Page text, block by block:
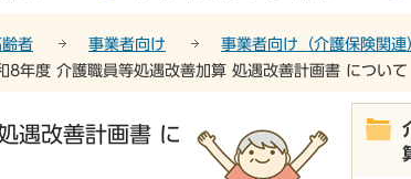
者 事業者向け
事業者向け（介護保険関連
8年度 介護職員等処遇改善加算 処遇改善計画書 について
遇改善計画書 に